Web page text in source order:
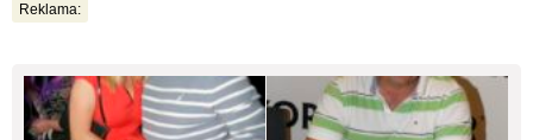
Reklama: